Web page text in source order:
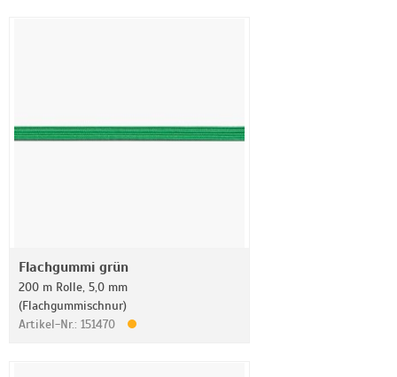
Flachgummi grün
200 m Rolle, 5,0 mm
(Flachgummischnur)
Artikel-Nr.: 151470